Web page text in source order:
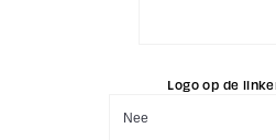
Logo op de